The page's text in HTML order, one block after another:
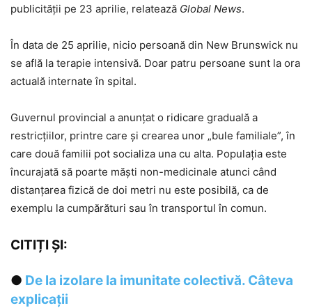
publicității pe 23 aprilie, relatează Global News.
În data de 25 aprilie, nicio persoană din New Brunswick nu
se află la terapie intensivă. Doar patru persoane sunt la ora
actuală internate în spital.
Guvernul provincial a anunțat o ridicare graduală a
restricțiilor, printre care și crearea unor „bule familiale”, în
care două familii pot socializa una cu alta. Populația este
încurajată să poarte măști non-medicinale atunci când
distanțarea fizică de doi metri nu este posibilă, ca de
exemplu la cumpărături sau în transportul în comun.
CITIȚI ȘI:
● De la izolare la imunitate colectivă. Câteva
explicații